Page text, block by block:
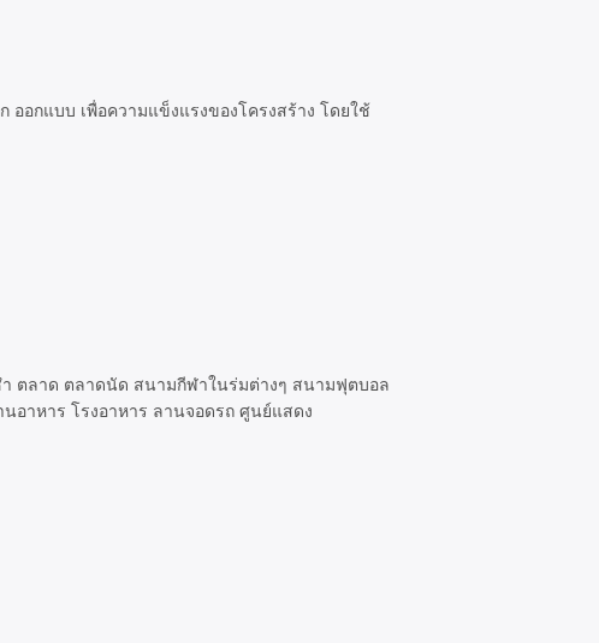
ออกแบบ เพื่อความแข็งแรงของโครงสร้าง โดยใช้
ำ ตลาด ตลาดนัด สนามกีฬาในร่มต่างๆ สนามฟุตบอล
าหาร โรงอาหาร ลานจอดรถ ศูนย์แสดง